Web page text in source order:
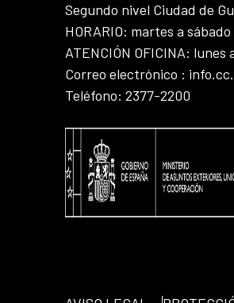
Segundo nivel Ciudad de
HORARIO: martes a
ATENCIÓN OFICINA:
Correo electrónico :
Teléfono: 2377-2200